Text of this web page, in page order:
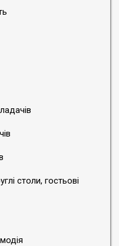
столи, гостьові